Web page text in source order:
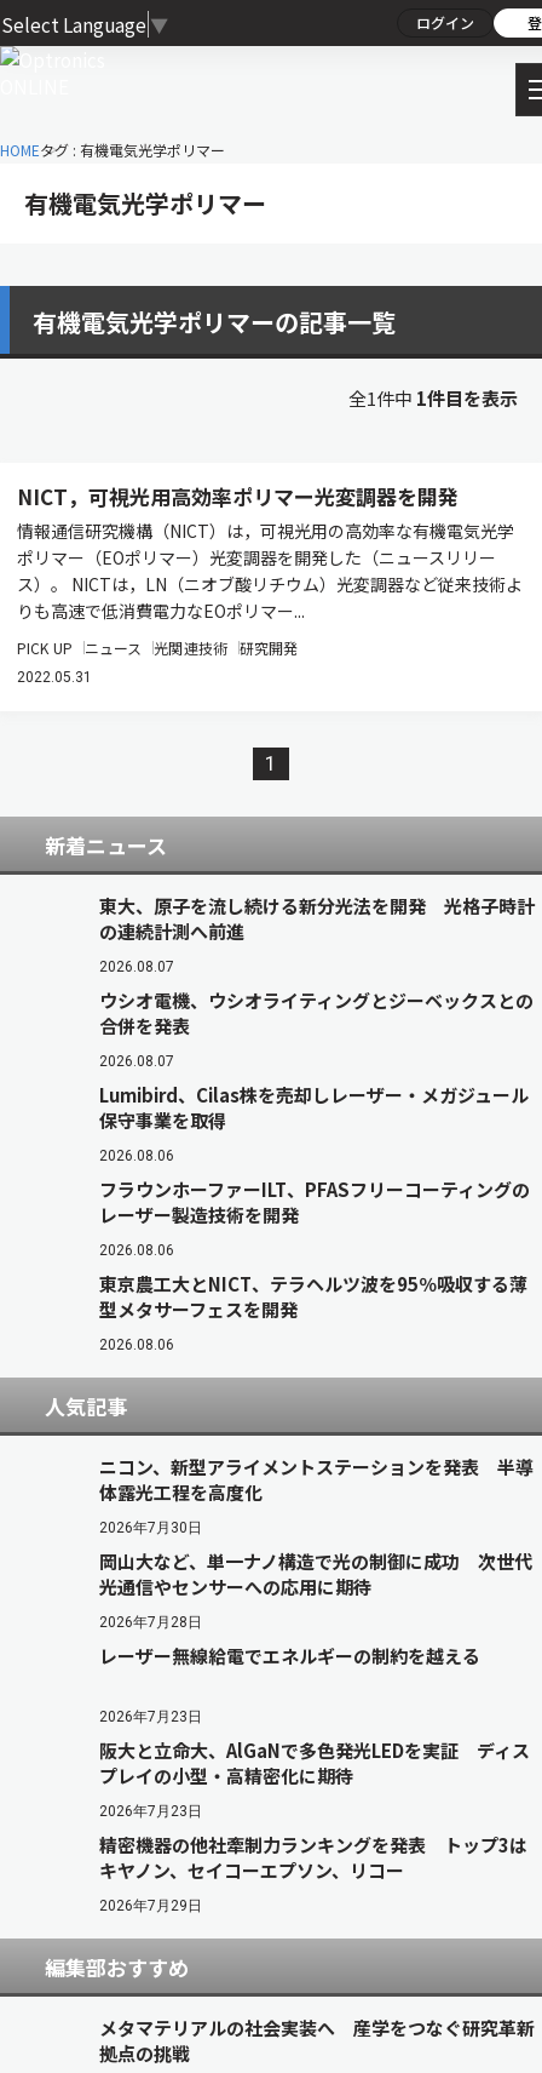
Select Language ▼ ログイン
HOMEタグ : 有機電気光学ポリマー
有機電気光学ポリマー
有機電気光学ポリマーの記事一覧
全1件中 1件目を表示
NICT，可視光用高効率ポリマー光変調器を開発
情報通信研究機構（NICT）は，可視光用の高効率な有機電気光学
ポリマー（EOポリマー）光変調器を開発した（ニュースリリー
ス）。 NICTは，LN（ニオブ酸リチウム）光変調器など従来技術よ
りも高速で低消費電力なEOポリマー...
PICK UP ニュース 光関連技術 研究開発
2022.05.31
1
新着ニュース
東大、原子を流し続ける新分光法を開発 光格子時計
の連続計測へ前進
2026.08.07
ウシオ電機、ウシオライティングとジーベックスとの
合併を発表
2026.08.07
Lumibird、Cilas株を売却しレーザー・メガジュール
保守事業を取得
2026.08.06
フラウンホーファーILT、PFASフリーコーティングの
レーザー製造技術を開発
2026.08.06
東京農工大とNICT、テラヘルツ波を95％吸収する薄
型メタサーフェスを開発
2026.08.06
人気記事
ニコン、新型アライメントステーションを発表 半導
体露光工程を高度化
2026年7月30日
岡山大など、単一ナノ構造で光の制御に成功 次世代
光通信やセンサーへの応用に期待
2026年7月28日
レーザー無線給電でエネルギーの制約を越える
2026年7月23日
阪大と立命大、AlGaNで多色発光LEDを実証 ディス
プレイの小型・高精密化に期待
2026年7月23日
精密機器の他社牽制力ランキングを発表 トップ3は
キヤノン、セイコーエプソン、リコー
2026年7月29日
編集部おすすめ
メタマテリアルの社会実装へ 産学をつなぐ研究革新
拠点の挑戦